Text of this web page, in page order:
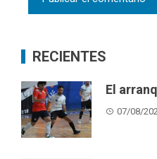
RECIENTES
El
07/08/